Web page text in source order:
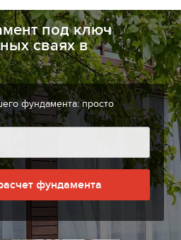
под ключ
сваях в
фундамента: просто
фундамента